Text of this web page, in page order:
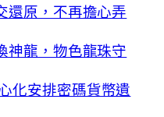
還原，不再擔心弄
神龍，物色龍珠守
化安排密碼貨幣遺